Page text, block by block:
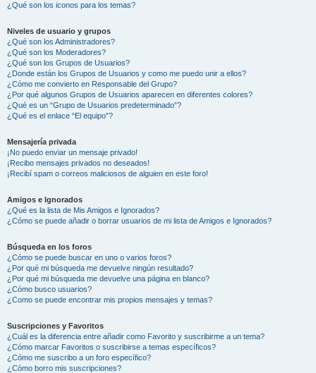
¿Qué son los iconos para los temas?
Niveles de usuario y grupos
¿Qué son los Administradores?
¿Qué son los Moderadores?
¿Qué son los Grupos de Usuarios?
¿Donde están los Grupos de Usuarios y como me puedo unir a ellos?
¿Cómo me convierto en Responsable del Grupo?
¿Por qué algunos Grupos de Usuarios aparecen en diferentes colores?
¿Qué es un “Grupo de Usuarios predeterminado”?
¿Qué es el enlace “El equipo”?
Mensajería privada
¡No puedo enviar un mensaje privado!
¡Recibo mensajes privados no deseados!
¡Recibí spam o correos maliciosos de alguien en este foro!
Amigos e Ignorados
¿Qué es la lista de Mis Amigos e Ignorados?
¿Cómo se puede añadir o borrar usuarios de mi lista de Amigos e Ignorados?
Búsqueda en los foros
¿Cómo se puede buscar en uno o varios foros?
¿Por qué mi búsqueda me devuelve ningún resultado?
¿Por qué mi búsqueda me devuelve una página en blanco?
¿Cómo busco usuarios?
¿Como se puede encontrar mis propios mensajes y temas?
Suscripciones y Favoritos
¿Cuál es la diferencia entre añadir como Favorito y suscribirme a un tema?
¿Cómo marcar Favoritos o suscribirse a temas específicos?
¿Cómo me suscribo a un foro específico?
¿Cómo borro mis suscripciones?